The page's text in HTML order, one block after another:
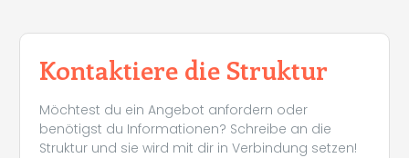
Kontaktiere die Struktur
Möchtest du ein Angebot anfordern oder
benötigst du Informationen? Schreibe an die
Struktur und sie wird mit dir in Verbindung setzen!